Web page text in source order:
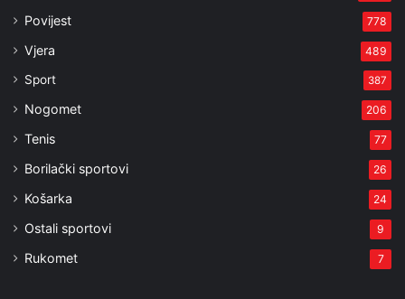
Povijest 778
Vjera 489
Sport 387
Nogomet 206
Tenis 77
Borilački sportovi 26
Košarka 24
Ostali sportovi 9
Rukomet 7